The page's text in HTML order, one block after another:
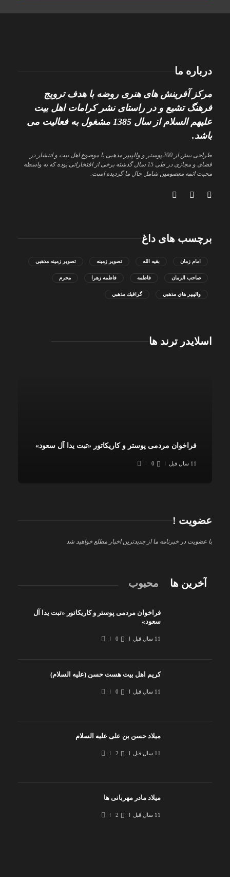
درباره ما
مرکز آفرینش های هنری روضه با هدف ترویج
فرهنگ تشیع و در راستای نشر کرامات اهل بیت
علیهم السلام از سال 1385 مشغول به فعالیت می
باشد.
طراحی بیش از 200 پوستر و والپیپر مذهبی با موضوع اهل بیت و انتشار در
فضای و مجازی در طی 15 سال گذشته برخی از افتخاراتی بوده که به واسطه
محبت ائمه معصومین شامل حال ما گردیده است.
برچسب های داغ
امام زمان بقیه الله تصویر زمینه تصویر زمینه مذهبی
صاحب الزمان فاطمه فاطمه زهرا محرم
والپيپر هاي مذهبي گرافيك مذهبي
اسلایدر ترند ها
فراخوان مردمی پوستر و کاریکاتور «تبت یدا آل سعود»
11 سال قبل 0
عضویت !
با عضویت در خبرنامه ما از جدیدترین اخبار مطلع خواهید شد
آخرین ها محبوب
فراخوان مردمی پوستر و کاریکاتور «تبت یدا آل
سعود»
11 سال قبل 0
کریم اهل بیت هست حسن (علیه السلام)
11 سال قبل 0
میلاد حسن بن علی علیه السلام
11 سال قبل 2
میلاد مادر مهربانی ها
11 سال قبل 2